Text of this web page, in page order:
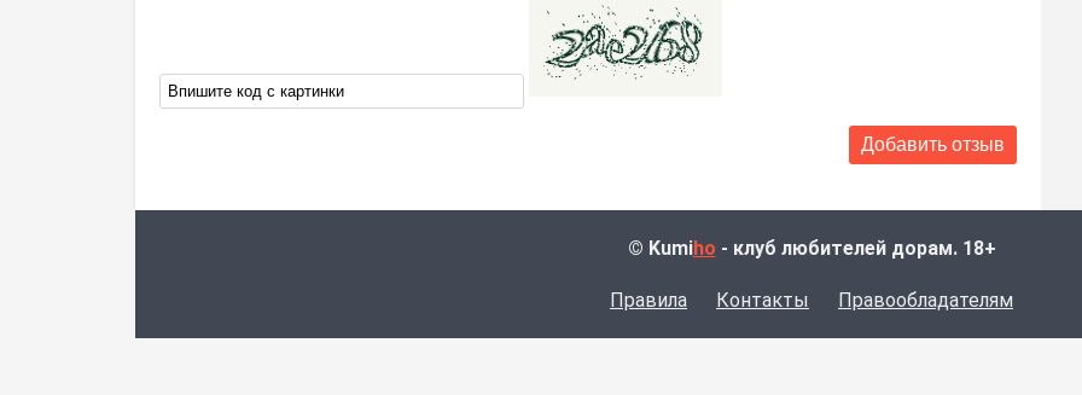
© Kumiho - клуб любителей дорам. 18+
Правила Контакты Правообладателям